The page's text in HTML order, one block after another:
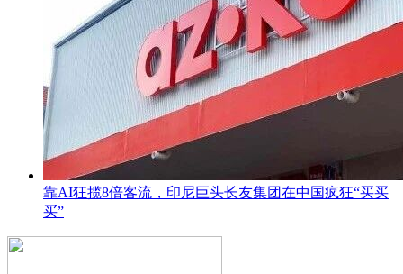
靠AI狂揽8倍客流，印尼巨头长友集团在中国疯狂“买买
买”